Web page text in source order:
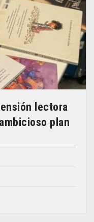
lectora
plan